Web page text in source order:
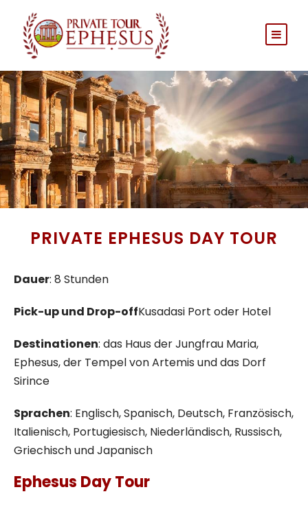
PRIVATE EPHESUS DAY TOUR
Dauer: 8 Stunden
Pick-up und Drop-offKusadasi Port oder Hotel
Destinationen: das Haus der Jungfrau Maria,
Ephesus, der Tempel von Artemis und das Dorf
Sirince
Sprachen: Englisch, Spanisch, Deutsch, Französisch,
Italienisch, Portugiesisch, Niederländisch, Russisch,
Griechisch und Japanisch
Ephesus Day Tour